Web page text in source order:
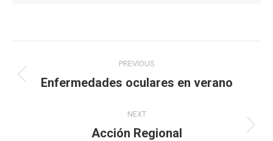
navigation
PREVIOUS
Previous
Enfermedades oculares en verano
NEXT
Next
Acción Regional